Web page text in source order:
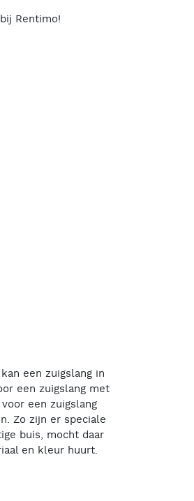
Rentimo!
een zuigslang in
een zuigslang met
een zuigslang
Zo zijn er speciale
buis, mocht daar
en kleur huurt.